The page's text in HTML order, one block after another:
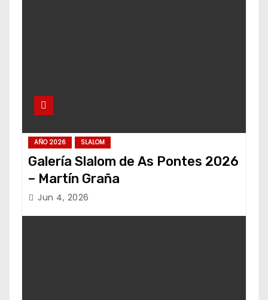
AÑO 2026 SLALOM
Galería Slalom de As Pontes 2026
– Martín Graña
Jun 4, 2026